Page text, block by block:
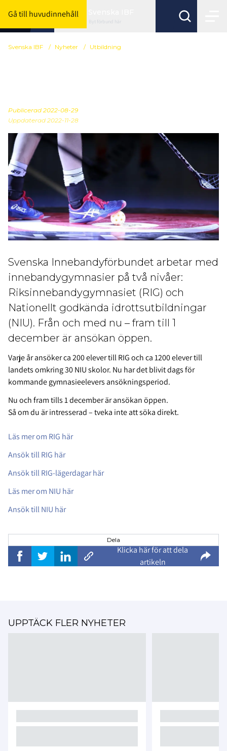
Gå till huvudinnehåll
Byt förbund här
Svenska IBF / Nyheter / Utbildning
Publicerad 2022-08-29
Uppdaterad 2022-11-28
Svenska Innebandyförbundet arbetar med
innebandygymnasier på två nivåer:
Riksinnebandygymnasiet (RIG) och
Nationellt godkända idrottsutbildningar
(NIU). Från och med nu – fram till 1
december är ansökan öppen.
Varje år ansöker ca 200 elever till RIG och ca 1200 elever till
landets omkring 30 NIU skolor. Nu har det blivit dags för
kommande gymnasieelevers ansökningsperiod.
Nu och fram tills 1 december är ansökan öppen.
Så om du är intresserad – tveka inte att söka direkt.
Läs mer om RIG här
Ansök till RIG här
Ansök till RIG-lägerdagar här
Läs mer om NIU här
Ansök till NIU här
Dela
Klicka här för att dela
artikeln
UPPTÄCK FLER NYHETER